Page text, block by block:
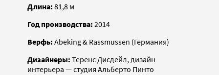
Длина: 81,8 м
Год производства: 2014
Верфь: Abeking & Rassmussen (Германия)
Дизайнеры: Теренс Дисдейл, дизайн
интерьера — студия Альберто Пинто